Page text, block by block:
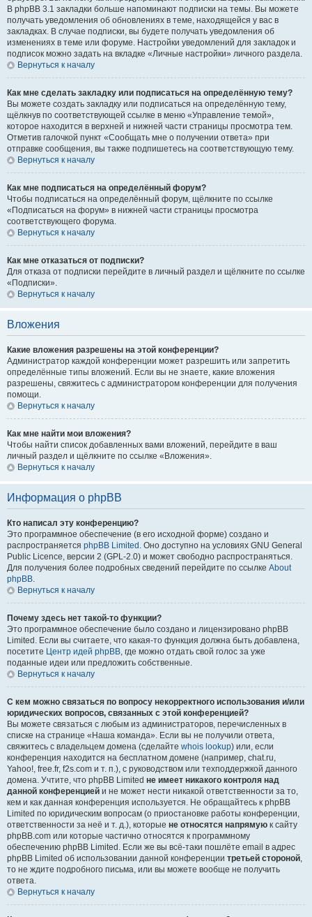
В phpBB 3.1 закладки больше напоминают подписки на темы. Вы можете
получать уведомления об обновлениях в теме, находящейся у вас в
закладках. В случае подписки, вы будете получать уведомления об
изменениях в теме или форуме. Настройки уведомлений для закладок и
подписок можно задать на вкладке «Личные настройки» личного раздела.
Вернуться к началу
Как мне сделать закладку или подписаться на определённую тему?
Вы можете создать закладку или подписаться на определённую тему,
щёлкнув по соответствующей ссылке в меню «Управление темой»,
которое находится в верхней и нижней части страницы просмотра тем.
Отметив галочкой пункт «Сообщать мне о получении ответа» при
отправке сообщения, вы также подпишетесь на соответствующую тему.
Вернуться к началу
Как мне подписаться на определённый форум?
Чтобы подписаться на определённый форум, щёлкните по ссылке
«Подписаться на форум» в нижней части страницы просмотра
соответствующего форума.
Вернуться к началу
Как мне отказаться от подписки?
Для отказа от подписки перейдите в личный раздел и щёлкните по ссылке
«Подписки».
Вернуться к началу
Вложения
Какие вложения разрешены на этой конференции?
Администратор каждой конференции может разрешить или запретить
определённые типы вложений. Если вы не знаете, какие вложения
разрешены, свяжитесь с администратором конференции для получения
помощи.
Вернуться к началу
Как мне найти мои вложения?
Чтобы найти список добавленных вами вложений, перейдите в ваш
личный раздел и щёлкните по ссылке «Вложения».
Вернуться к началу
Информация о phpBB
Кто написал эту конференцию?
Это программное обеспечение (в его исходной форме) создано и
распространяется phpBB Limited . Оно доступно на условиях GNU General
Public Licence, версии 2 (GPL-2.0) и может свободно распространяться.
Для получения более подробных сведений перейдите по ссылке About
phpBB.
Вернуться к началу
Почему здесь нет такой-то функции?
Это программное обеспечение было создано и лицензировано phpBB
Limited. Если вы считаете, что какая-то функция должна быть добавлена,
посетите Центр идей phpBB, где можно отдать свой голос за уже
поданные идеи или предложить собственные.
Вернуться к началу
С кем можно связаться по вопросу некорректного использования и/или
юридических вопросов, связанных с этой конференцией?
Вы можете связаться с любым из администраторов, перечисленных в
списке на странице «Наша команда». Если вы не получили ответа,
свяжитесь с владельцем домена (сделайте whois lookup) или, если
конференция находится на бесплатном домене (например, chat.ru,
Yahoo!, free.fr, f2s.com и т. п.), с руководством или техподдержкой данного
домена. Учтите, что phpBB Limited не имеет никакого контроля над
данной конференцией и не может нести никакой ответственности за то,
кем и как данная конференция используется. Не обращайтесь к phpBB
Limited по юридическим вопросам (о приостановке работы конференции,
ответственности за неё и т. д.), которые не относятся напрямую к сайту
phpBB.com или которые частично относятся к программному
обеспечению phpBB Limited. Если же вы всё-таки пошлёте email в адрес
phpBB Limited об использовании данной конференции третьей стороной,
то не ждите подробного письма, или вы можете вообще не получить
ответа.
Вернуться к началу